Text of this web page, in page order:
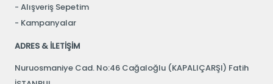
Alışveriş Sepetim
Kampanyalar
ADRES & İLETİŞİM
Nuruosmaniye Cad. No:46 Cağaloğlu (KAPALIÇARŞI) Fatih